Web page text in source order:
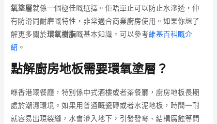
氧塗層就係一個極佳嘅選擇。佢唔單止可以防止水滲透，仲
有防滑同耐磨嘅特性，非常適合商業廚房使用。如果你想了
解更多關於環氧樹脂嘅基本知識，可以參考維基百科嘅介
紹 。
點解廚房地板需要環氧塗層？
喺香港嘅餐廳，特別係中式酒樓或者茶餐廳，廚房地板長期
處於潮濕環境。如果用普通嘅瓷磚或者水泥地板，時間一耐
就容易出現裂縫，水會滲入地下，引發發霉、結構腐蝕等問